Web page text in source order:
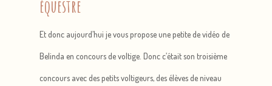
équestre
Et donc aujourd’hui je vous propose une petite de vidéo de
Belinda en concours de voltige. Donc c’était son troisième
concours avec des petits voltigeurs, des élèves de niveau